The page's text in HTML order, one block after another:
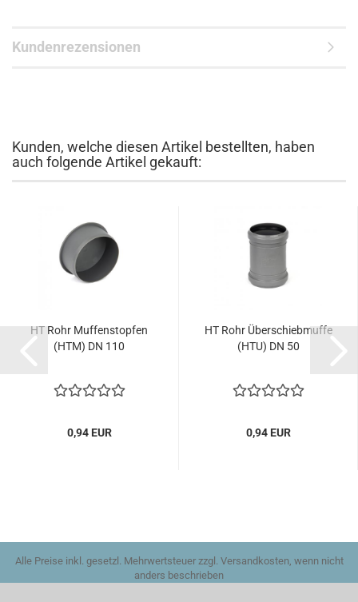
Kundenrezensionen
Kunden, welche diesen Artikel bestellten, haben
auch folgende Artikel gekauft:
HT Rohr Muffenstopfen
(HTM) DN 110
0,94 EUR
HT Rohr Überschiebmuffe
(HTU) DN 50
0,94 EUR
Alle Preise inkl. gesetzl. Mehrwertsteuer zzgl. Versandkosten, wenn nicht
anders beschrieben